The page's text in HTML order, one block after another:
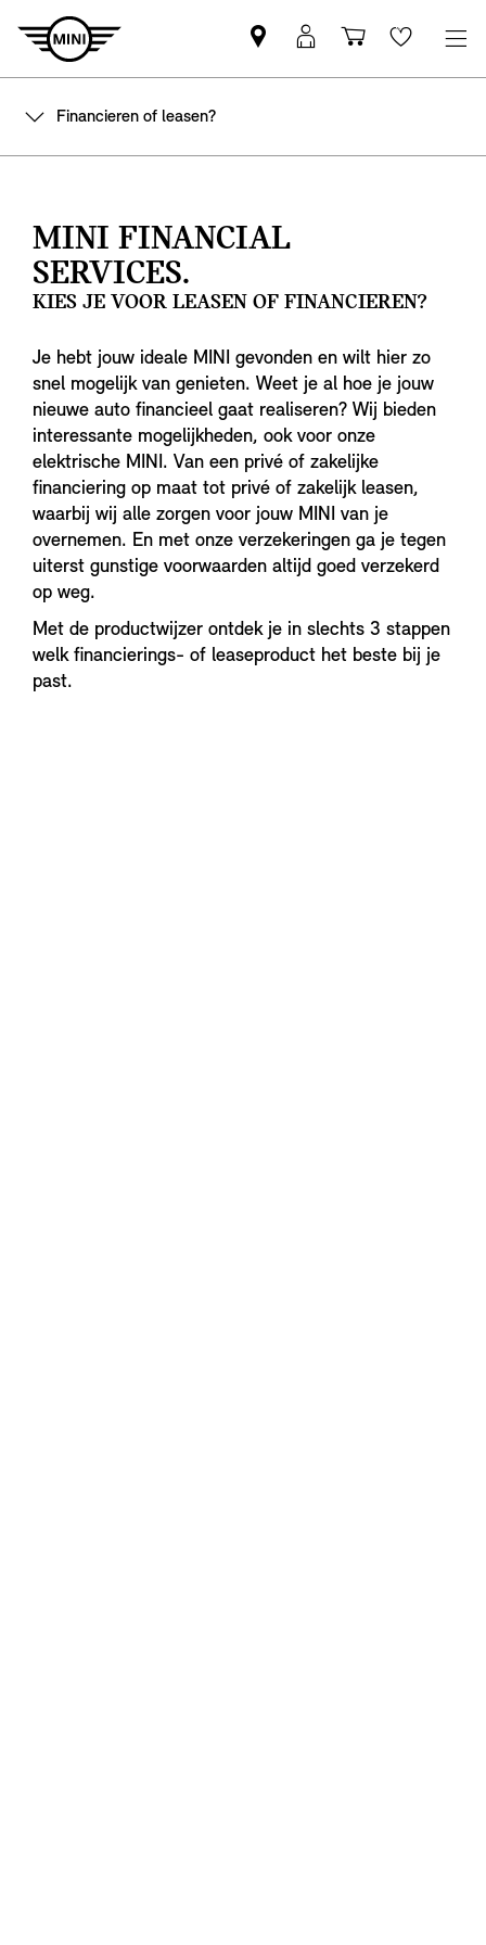
Vind
een
MyMini
login
Wishlist
Financieren of leasen?
MINI FINANCIAL
SERVICES.
KIES JE VOOR LEASEN OF FINANCIEREN?
Je hebt jouw ideale MINI gevonden en wilt hier zo
snel mogelijk van genieten. Weet je al hoe je jouw
nieuwe auto financieel gaat realiseren? Wij bieden
interessante mogelijkheden, ook voor onze
elektrische MINI. Van een privé of zakelijke
financiering op maat tot privé of zakelijk leasen,
waarbij wij alle zorgen voor jouw MINI van je
overnemen. En met onze verzekeringen ga je tegen
uiterst gunstige voorwaarden altijd goed verzekerd
op weg.
Met de productwijzer ontdek je in slechts 3 stappen
welk financierings- of leaseproduct het beste bij je
past.